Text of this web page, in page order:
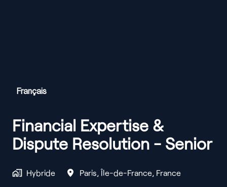
Français
Financial Expertise &
Dispute Resolution - Senior
Hybride Paris Île-de-France France